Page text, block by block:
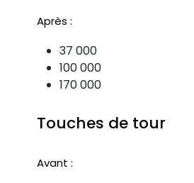
Après :
37 000
100 000
170 000
Touches de tour
Avant :